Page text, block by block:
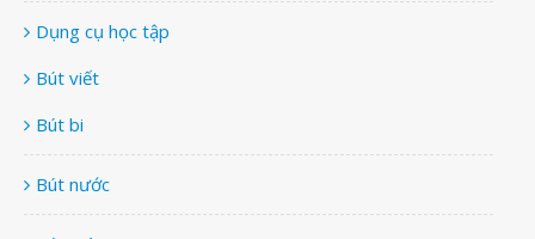
Dụng cụ học tập
Bút viết
Bút bi
Bút nước